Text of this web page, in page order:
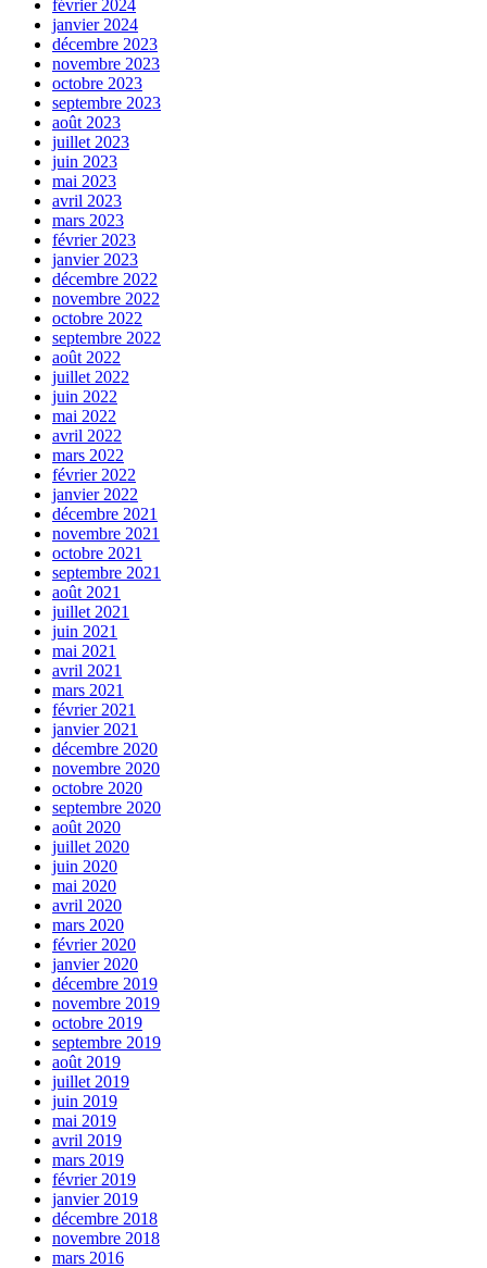
février 2024
janvier 2024
décembre 2023
novembre 2023
octobre 2023
septembre 2023
août 2023
juillet 2023
juin 2023
mai 2023
avril 2023
mars 2023
février 2023
janvier 2023
décembre 2022
novembre 2022
octobre 2022
septembre 2022
août 2022
juillet 2022
juin 2022
mai 2022
avril 2022
mars 2022
février 2022
janvier 2022
décembre 2021
novembre 2021
octobre 2021
septembre 2021
août 2021
juillet 2021
juin 2021
mai 2021
avril 2021
mars 2021
février 2021
janvier 2021
décembre 2020
novembre 2020
octobre 2020
septembre 2020
août 2020
juillet 2020
juin 2020
mai 2020
avril 2020
mars 2020
février 2020
janvier 2020
décembre 2019
novembre 2019
octobre 2019
septembre 2019
août 2019
juillet 2019
juin 2019
mai 2019
avril 2019
mars 2019
février 2019
janvier 2019
décembre 2018
novembre 2018
mars 2016